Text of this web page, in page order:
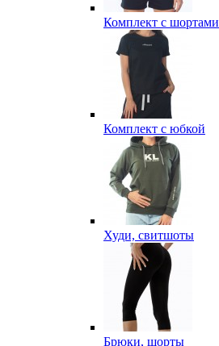
Комплект с шортами
Комплект с юбкой
Худи, свитшоты
Брюки, шорты